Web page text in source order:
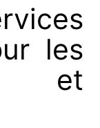
les
et